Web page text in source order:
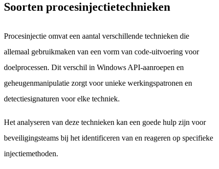
Soorten procesinjectietechnieken
Procesinjectie omvat een aantal verschillende technieken die
allemaal gebruikmaken van een vorm van code-uitvoering voor
doelprocessen. Dit verschil in Windows API-aanroepen en
geheugenmanipulatie zorgt voor unieke werkingspatronen en
detectiesignaturen voor elke techniek.
Het analyseren van deze technieken kan een goede hulp zijn voor
beveiligingsteams bij het identificeren van en reageren op specifieke
injectiemethoden.